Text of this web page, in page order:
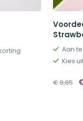
Aan
Kies
€8,85